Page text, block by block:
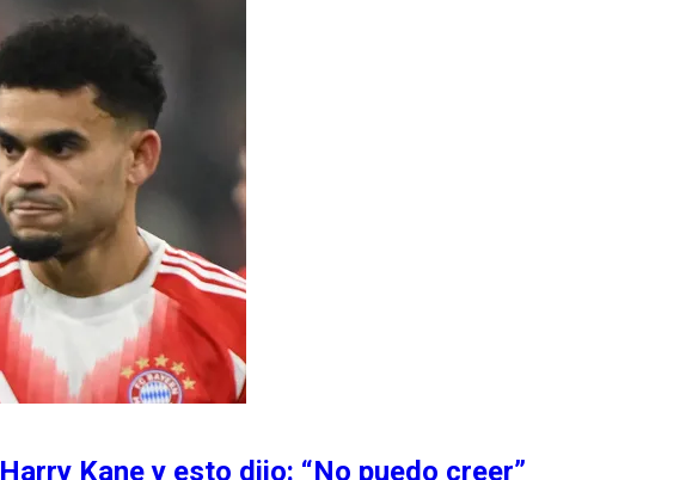
Kane y esto dijo: “No puedo creer”